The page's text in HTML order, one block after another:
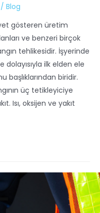
/ Blog
gösteren üretim
ve benzeri birçok
tehlikesidir. İşyerinde
dolayısıyla ilk elden ele
başlıklarından biridir.
üç tetikleyiciye
Isı, oksijen ve yakıt